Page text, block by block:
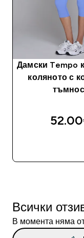
Дамски Tempo
коляното с
Всички
В момента няма